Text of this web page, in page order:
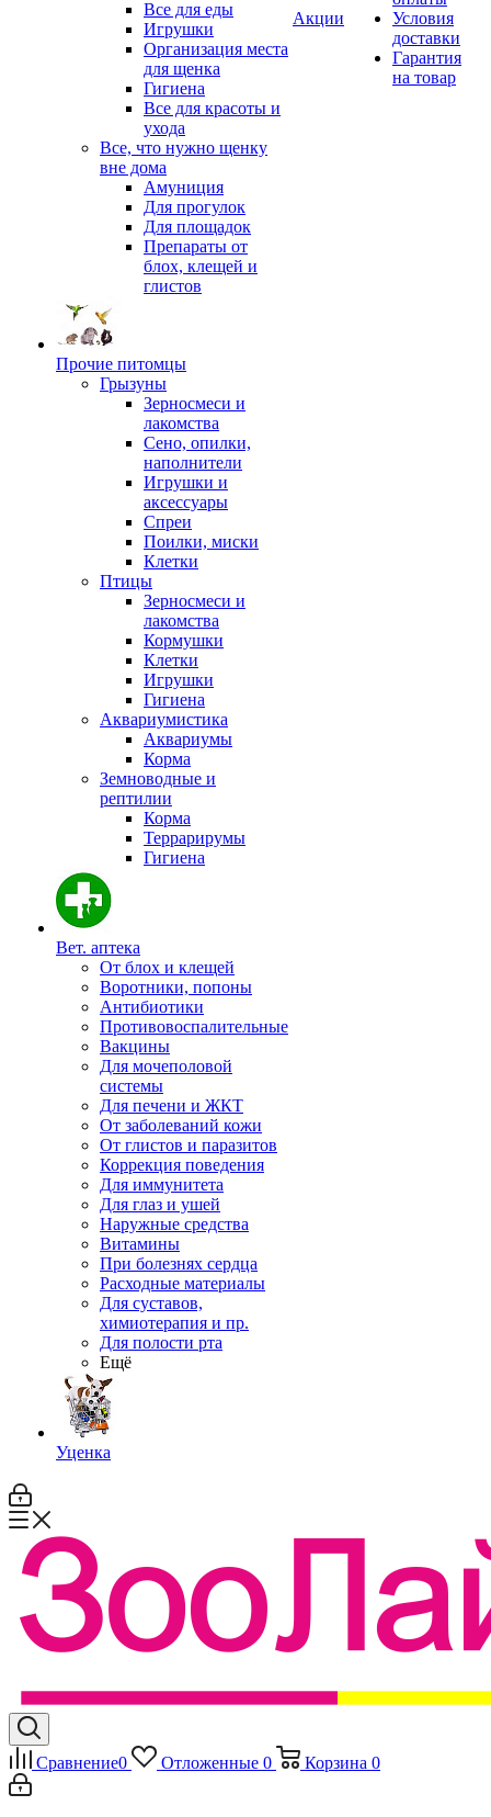
Все для еды
Игрушки
Организация места
для щенка
Гигиена
Все для красоты и
ухода
Все, что нужно щенку
вне дома
Амуниция
Для прогулок
Для площадок
Препараты от
блох, клещей и
глистов
Прочие питомцы
Грызуны
Зерносмеси и
лакомства
Сено, опилки,
наполнители
Игрушки и
аксессуары
Спреи
Поилки, миски
Клетки
Птицы
Зерносмеси и
лакомства
Кормушки
Клетки
Игрушки
Гигиена
Аквариумистика
Аквариумы
Корма
Земноводные и
рептилии
Корма
Террарирумы
Гигиена
Вет. аптека
От блох и клещей
Воротники, попоны
Антибиотики
Противовоспалительные
Вакцины
Для мочеполовой
системы
Для печени и ЖКТ
От заболеваний кожи
От глистов и паразитов
Коррекция поведения
Для иммунитета
Для глаз и ушей
Наружные средства
Витамины
При болезнях сердца
Расходные материалы
Для суставов,
химиотерапия и пр.
Для полости рта
Ещё
Уценка
Акции
Условия
доставки
Гарантия
на товар
Сравнение0 Отложенные 0 Корзина 0